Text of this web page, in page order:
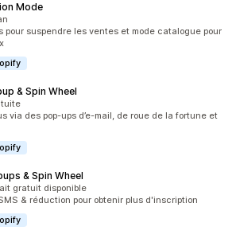
Mode
pour suspendre les ventes et mode catalogue pour
& Spin Wheel
via des pop-ups d’e-mail, de roue de la fortune et
& Spin Wheel
gratuit disponible
& réduction pour obtenir plus d'inscription